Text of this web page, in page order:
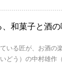
和菓子と酒
いる匠が、お酒の
どう）の中村雄作